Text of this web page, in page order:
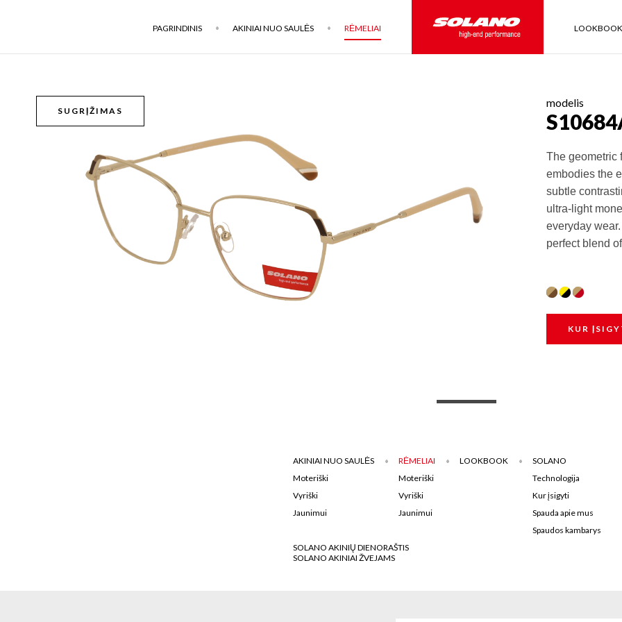
PAGRINDINIS AKINIAI NUO SAULĖS RĖMELIAI LOOKBOOK
SUGRĮŽIMAS
modelis
The geometric
embodies the
subtle
ultra-light
everyday
perfect blend
KUR
AKINIAI NUO SAULĖS
Moteriški
Vyriški
Jaunimui
RĖMELIAI
Moteriški
Vyriški
Jaunimui
LOOKBOOK
SOLANO
Technologija
Kur įsigyti
Spauda apie mus
Spaudos kambarys
SOLANO AKINIŲ DIENORAŠTIS
SOLANO AKINIAI ŽVEJAMS